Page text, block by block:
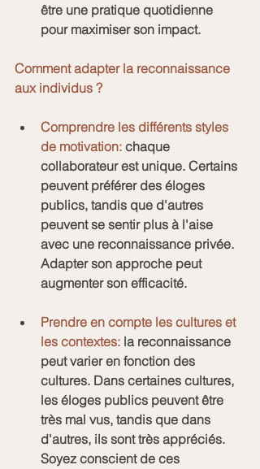
être une pratique quotidienne
pour maximiser son impact.
Comment adapter la reconnaissance
aux individus ?
Comprendre les différents styles
de motivation: chaque
collaborateur est unique. Certains
peuvent préférer des éloges
publics, tandis que d'autres
peuvent se sentir plus à l'aise
avec une reconnaissance privée.
Adapter son approche peut
augmenter son efficacité.
Prendre en compte les cultures et
les contextes: la reconnaissance
peut varier en fonction des
cultures. Dans certaines cultures,
les éloges publics peuvent être
très mal vus, tandis que dans
d'autres, ils sont très appréciés.
Soyez conscient de ces